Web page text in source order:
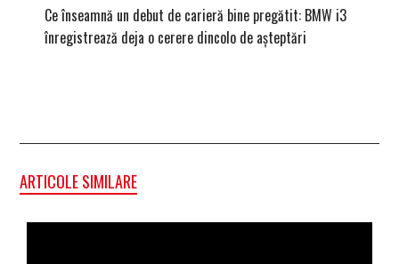
Ce înseamnă un debut de carieră bine pregătit: BMW i3
înregistrează deja o cerere dincolo de așteptări
ARTICOLE SIMILARE